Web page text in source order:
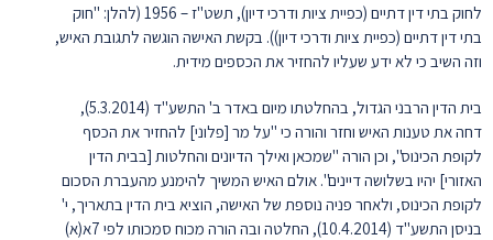
לחוק בתי דין דתיים (כפיית ציות ודרכי דיון), תשט"ז – 1956 (להלן: "חוק
בתי דין דתיים (כפיית ציות ודרכי דיון)). בקשת האישה הוגשה לתגובת האיש,
וזה השיב כי לא ידע שעליו להחזיר את הכספים מידית.
בית הדין הרבני הגדול, בהחלטתו מיום באדר ב' התשע"ד (5.3.2014),
דחה את טענות האיש וחזר והורה כי "על מר [פלוני] להחזיר את הכסף
לקופת הכינוס", וכן הורה "שמכאן ואילך הדיונים והחלטות [בבית הדין
האזורי] יהיו בשלושה דיינים". אולם האיש המשיך להימנע מהעברת הסכום
לקופת הכינוס, ולאחר פניה נוספת של האישה, הוציא בית הדין בתאריך, י'
בניסן התשע"ד (10.4.2014), החלטה ובה הורה מכוח סמכותו לפי 7א(א)